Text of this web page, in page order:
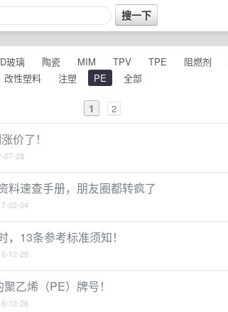
玻璃 陶瓷 MIM TPV TPE 阻燃剂
改性塑料 注塑 PE 全部
1 2
价了！
07-28
料速查手册，朋友圈都转疯了
02-04
13条参考标准须知！
12-28
乙烯（PE）牌号！
12-26